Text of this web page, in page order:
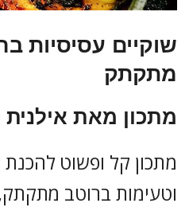
שוקיים עסיסיות
מתקתק
מתכון מאת אילנית
מתכון קל ופשוט להכנת
וטעימות ברוטב